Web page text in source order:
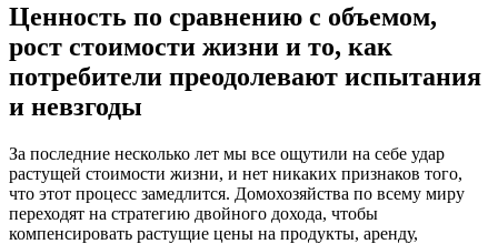
Ценность по сравнению с объемом,
рост стоимости жизни и то, как
потребители преодолевают испытания
и невзгоды
За последние несколько лет мы все ощутили на себе удар
растущей стоимости жизни, и нет никаких признаков того,
что этот процесс замедлится. Домохозяйства по всему миру
переходят на стратегию двойного дохода, чтобы
компенсировать растущие цены на продукты, аренду,